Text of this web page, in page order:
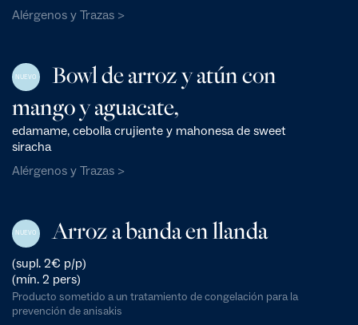
Alérgenos y Trazas >
NUEVO
Bowl de arroz y atún con
mango y aguacate,
edamame, cebolla crujiente y mahonesa de sweet
siracha
Alérgenos y Trazas >
NUEVO Arroz a banda en llanda
(supl. 2€ p/p)
(mín. 2 pers)
Producto sometido a un tratamiento de congelación para la
prevención de anisakis